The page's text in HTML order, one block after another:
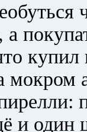
а
мокром
и один